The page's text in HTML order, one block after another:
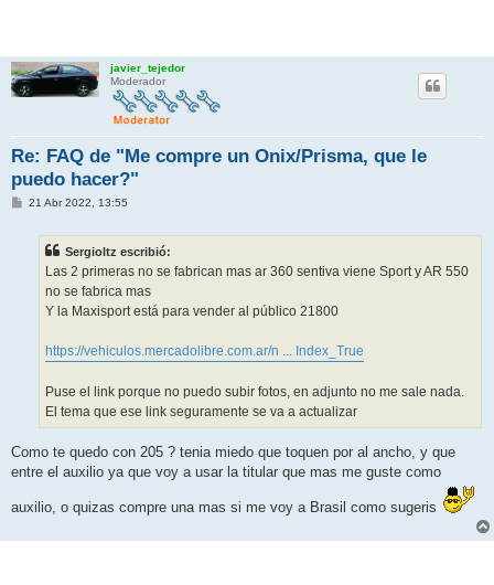
javier_tejedor
Moderador
Re: FAQ de "Me compre un Onix/Prisma, que le
puedo hacer?"
M21 Abr 2022, 13:55
Sergioltz escribió:
Las 2 primeras no se fabrican mas ar 360 sentiva viene Sport y AR 550
no se fabrica mas
Y la Maxisport está para vender al público 21800
https://vehiculos.mercadolibre.com.ar/n ... Index_True
Puse el link porque no puedo subir fotos, en adjunto no me sale nada.
El tema que ese link seguramente se va a actualizar
Como te quedo con 205 ? tenia miedo que toquen por al ancho, y que
entre el auxilio ya que voy a usar la titular que mas me guste como
auxilio, o quizas compre una mas si me voy a Brasil como sugeris